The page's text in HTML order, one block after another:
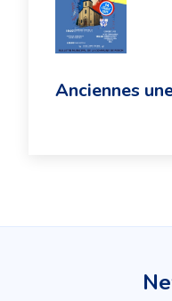
Anciennes